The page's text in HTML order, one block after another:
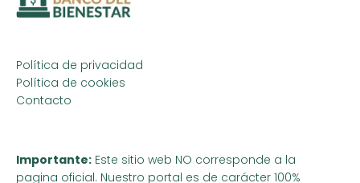
Política de privacidad
Política de cookies
Contacto
Importante: Este sitio web NO corresponde a la
pagina oficial. Nuestro portal es de carácter 100%